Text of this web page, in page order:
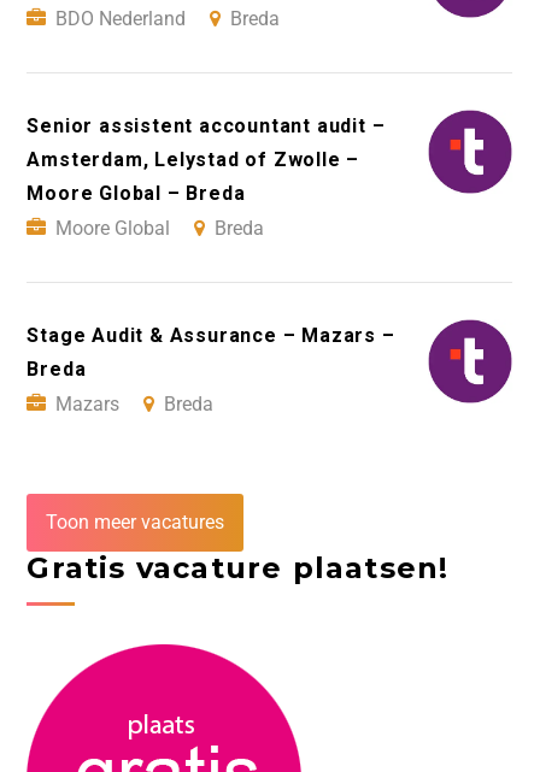
BDO Nederland
Breda
Senior assistent accountant audit –
Amsterdam, Lelystad of Zwolle –
Moore Global – Breda
Moore Global
Breda
Stage Audit & Assurance – Mazars –
Breda
Mazars
Breda
Toon meer vacatures
Gratis vacature plaatsen!